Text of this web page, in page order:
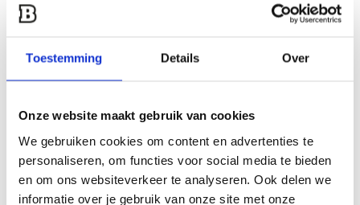
Toestemming Details Over
Onze website maakt gebruik van cookies
We gebruiken cookies om content en advertenties te
personaliseren, om functies voor social media te bieden
en om ons websiteverkeer te analyseren. Ook delen we
informatie over je gebruik van onze site met onze
Een van onze specialisten helpt je graag verder!
Stuur ons een mail
Productomschrijving
Specificaties